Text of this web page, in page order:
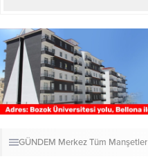
GÜNDEM MerkezTüm Manşetler